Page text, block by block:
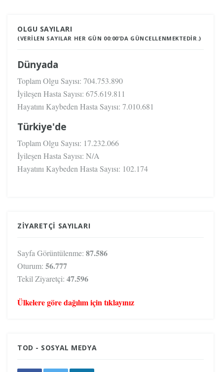
OLGU SAYILARI
(VERILEN SAYILAR HER GÜN 00:00'DA GÜNCELLENMEKTEDIR.)
Dünyada
Toplam Olgu Sayısı: 704.753.890
İyileşen Hasta Sayısı: 675.619.811
Hayatını Kaybeden Hasta Sayısı: 7.010.681
Türkiye'de
Toplam Olgu Sayısı: 17.232.066
İyileşen Hasta Sayısı: N/A
Hayatını Kaybeden Hasta Sayısı: 102.174
ZIYARETÇI SAYILARI
Sayfa Görüntülenme: 87.586
Oturum: 56.777
Tekil Ziyaretçi: 47.596
Ülkelere göre dağılım için tıklayınız
TOD - SOSYAL MEDYA